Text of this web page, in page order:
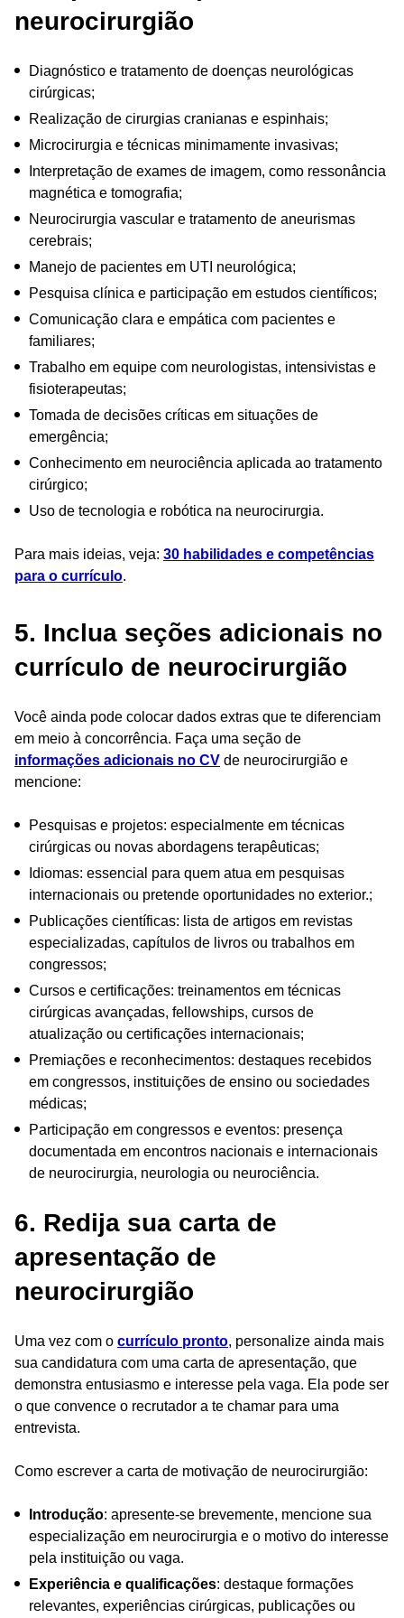
neurocirurgião
Diagnóstico e tratamento de doenças neurológicas
cirúrgicas;
Realização de cirurgias cranianas e espinhais;
Microcirurgia e técnicas minimamente invasivas;
Interpretação de exames de imagem, como ressonância
magnética e tomografia;
Neurocirurgia vascular e tratamento de aneurismas
cerebrais;
Manejo de pacientes em UTI neurológica;
Pesquisa clínica e participação em estudos científicos;
Comunicação clara e empática com pacientes e
familiares;
Trabalho em equipe com neurologistas, intensivistas e
fisioterapeutas;
Tomada de decisões críticas em situações de
emergência;
Conhecimento em neurociência aplicada ao tratamento
cirúrgico;
Uso de tecnologia e robótica na neurocirurgia.
Para mais ideias, veja: 30 habilidades e competências
para o currículo.
5. Inclua seções adicionais no
currículo de neurocirurgião
Você ainda pode colocar dados extras que te diferenciam
em meio à concorrência. Faça uma seção de
informações adicionais no CV de neurocirurgião e
mencione:
Pesquisas e projetos: especialmente em técnicas
cirúrgicas ou novas abordagens terapêuticas;
Idiomas: essencial para quem atua em pesquisas
internacionais ou pretende oportunidades no exterior.;
Publicações científicas: lista de artigos em revistas
especializadas, capítulos de livros ou trabalhos em
congressos;
Cursos e certificações: treinamentos em técnicas
cirúrgicas avançadas, fellowships, cursos de
atualização ou certificações internacionais;
Premiações e reconhecimentos: destaques recebidos
em congressos, instituições de ensino ou sociedades
médicas;
Participação em congressos e eventos: presença
documentada em encontros nacionais e internacionais
de neurocirurgia, neurologia ou neurociência.
6. Redija sua carta de
apresentação de
neurocirurgião
Uma vez com o currículo pronto, personalize ainda mais
sua candidatura com uma carta de apresentação, que
demonstra entusiasmo e interesse pela vaga. Ela pode ser
o que convence o recrutador a te chamar para uma
entrevista.
Como escrever a carta de motivação de neurocirurgião:
Introdução: apresente-se brevemente, mencione sua
especialização em neurocirurgia e o motivo do interesse
pela instituição ou vaga.
Experiência e qualificações: destaque formações
relevantes, experiências cirúrgicas, publicações ou